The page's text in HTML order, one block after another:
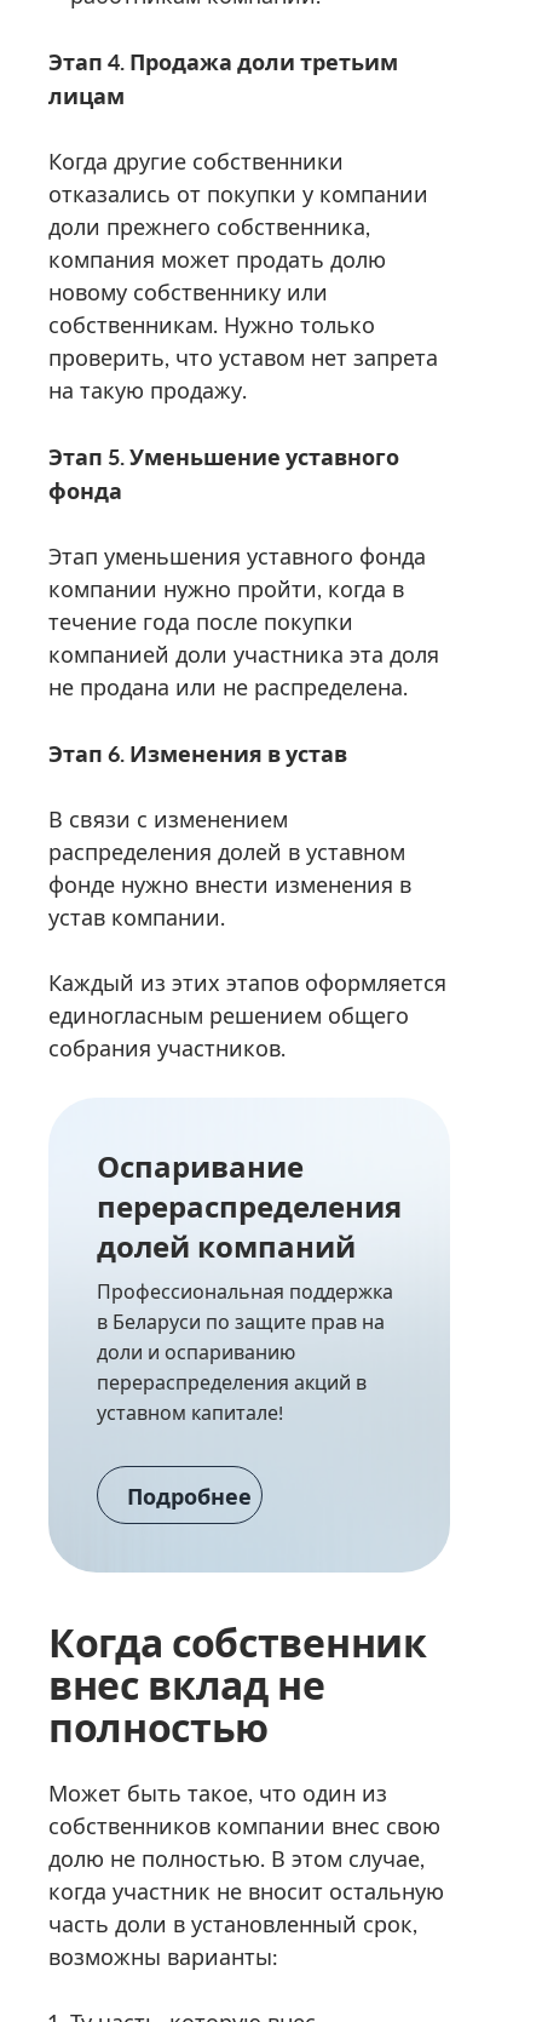
Этап 4. Продажа доли третьим
лицам
Когда другие собственники
отказались от покупки у компании
доли прежнего собственника,
компания может продать долю
новому собственнику или
собственникам. Нужно только
проверить, что уставом нет запрета
на такую продажу.
Этап 5. Уменьшение уставного
фонда
Этап уменьшения уставного фонда
компании нужно пройти, когда в
течение года после покупки
компанией доли участника эта доля
не продана или не распределена.
Этап 6. Изменения в устав
В связи с изменением
распределения долей в уставном
фонде нужно внести изменения в
устав компании.
Каждый из этих этапов оформляется
единогласным решением общего
собрания участников.
Оспаривание
перераспределения
долей компаний
Профессиональная поддержка
в Беларуси по защите прав на
доли и оспариванию
перераспределения акций в
уставном капитале!
Подробнее
Когда собственник
внес вклад не
полностью
Может быть такое, что один из
собственников компании внес свою
долю не полностью. В этом случае,
когда участник не вносит остальную
часть доли в установленный срок,
возможны варианты: